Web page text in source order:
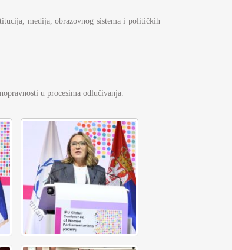
medija, obrazovnog sistema i političkih
u procesima odlučivanja.